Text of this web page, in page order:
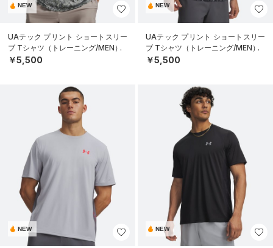
NEW
UAテック プリント ショートスリー
ブ Tシャツ（トレーニング/MEN）
￥5,500
NEW
UAテック プリント ショートスリー
ブ Tシャツ（トレーニング/MEN）
￥5,500
NEW NEW